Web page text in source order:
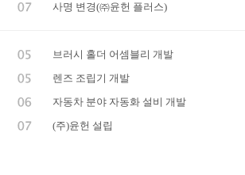
사명 변경(㈜윤헌 플러스)
브러시 홀더 어셈블리 개발
렌즈 조립기 개발
자동차 분야 자동화 설비 개발
(주)윤헌 설립